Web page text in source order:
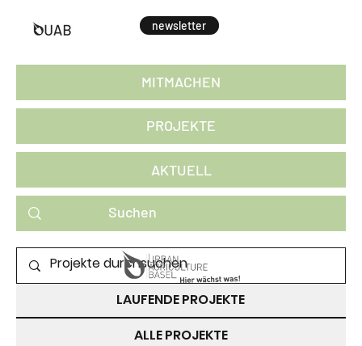
newsletter
PROJEKTE ZUM MITMACHEN
LAUFENDE PROJEKTE
ALLE PROJEKTE
AKTUELL
PROJEKTE
MITMACHEN